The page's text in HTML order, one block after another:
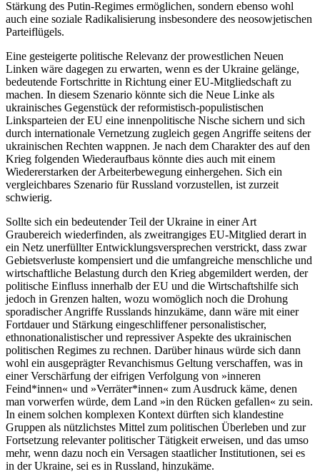
Stärkung des Putin-Regimes ermöglichen, sondern ebenso wohl
auch eine soziale Radikalisierung insbesondere des neosowjetischen
Parteiflügels.
Eine gesteigerte politische Relevanz der prowestlichen Neuen
Linken wäre dagegen zu erwarten, wenn es der Ukraine gelänge,
bedeutende Fortschritte in Richtung einer EU-Mitgliedschaft zu
machen. In diesem Szenario könnte sich die Neue Linke als
ukrainisches Gegenstück der reformistisch-populistischen
Linksparteien der EU eine innenpolitische Nische sichern und sich
durch internationale Vernetzung zugleich gegen Angriffe seitens der
ukrainischen Rechten wappnen. Je nach dem Charakter des auf den
Krieg folgenden Wiederaufbaus könnte dies auch mit einem
Wiedererstarken der Arbeiterbewegung einhergehen. Sich ein
vergleichbares Szenario für Russland vorzustellen, ist zurzeit
schwierig.
Sollte sich ein bedeutender Teil der Ukraine in einer Art
Graubereich wiederfinden, als zweitrangiges EU-Mitglied derart in
ein Netz unerfüllter Entwicklungsversprechen verstrickt, dass zwar
Gebietsverluste kompensiert und die umfangreiche menschliche und
wirtschaftliche Belastung durch den Krieg abgemildert werden, der
politische Einfluss innerhalb der EU und die Wirtschaftshilfe sich
jedoch in Grenzen halten, wozu womöglich noch die Drohung
sporadischer Angriffe Russlands hinzukäme, dann wäre mit einer
Fortdauer und Stärkung eingeschliffener personalistischer,
ethnonationalistischer und repressiver Aspekte des ukrainischen
politischen Regimes zu rechnen. Darüber hinaus würde sich dann
wohl ein ausgeprägter Revanchismus Geltung verschaffen, was in
einer Verschärfung der eifrigen Verfolgung von »inneren
Feind*innen« und »Verräter*innen« zum Ausdruck käme, denen
man vorwerfen würde, dem Land »in den Rücken gefallen« zu sein.
In einem solchen komplexen Kontext dürften sich klandestine
Gruppen als nützlichstes Mittel zum politischen Überleben und zur
Fortsetzung relevanter politischer Tätigkeit erweisen, und das umso
mehr, wenn dazu noch ein Versagen staatlicher Institutionen, sei es
in der Ukraine, sei es in Russland, hinzukäme.